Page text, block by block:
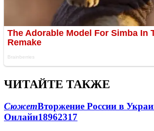
ЧИТАЙТЕ ТАКЖЕ
СюжетВторжение России в
Онлайн18962317